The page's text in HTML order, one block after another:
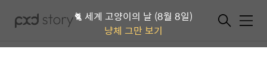
🐈 세계 고양이의 날 (8월 8일)
냥체 그만 보기
메뉴